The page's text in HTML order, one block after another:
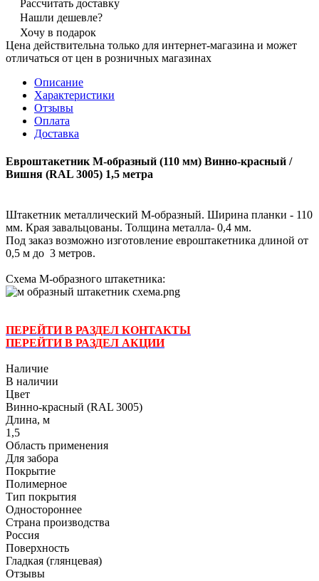
Рассчитать доставку
Нашли дешевле?
Хочу в подарок
Цена действительна только для интернет-магазина и может
отличаться от цен в розничных магазинах
Описание
Характеристики
Отзывы
Оплата
Доставка
Евроштакетник М-образный (110 мм) Винно-красный /
Вишня (RAL 3005) 1,5 метра
Штакетник металлический М-образный. Ширина планки - 110
мм. Края завальцованы. Толщина металла- 0,4 мм.
Под заказ возможно изготовление евроштакетника длиной от
0,5 м до 3 метров.
Схема М-образного штакетника:
ПЕРЕЙТИ В РАЗДЕЛ КОНТАКТЫ
ПЕРЕЙТИ В РАЗДЕЛ АКЦИИ
Наличие
В наличии
Цвет
Винно-красный (RAL 3005)
Длина, м
1,5
Область применения
Для забора
Покрытие
Полимерное
Тип покрытия
Одностороннее
Страна производства
Россия
Поверхность
Гладкая (глянцевая)
Отзывы